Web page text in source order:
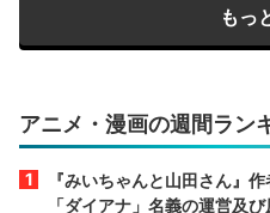
もっ
アニメ・漫画の週間ラン
『みいちゃんと山田さん』
「ダイアナ」名義の運営及